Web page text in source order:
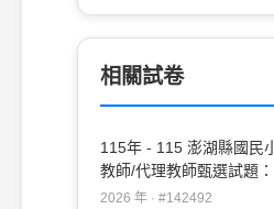
學、心理學(D)物理科學
相關試卷
115年 - 115 澎湖縣國民
教師/代理教師甄選試題
20#142492
2026 年 · #142492